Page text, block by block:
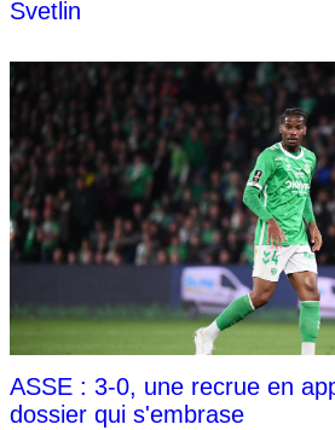
Svetlin
ASSE : 3-0, une recrue en
dossier qui s'embrase